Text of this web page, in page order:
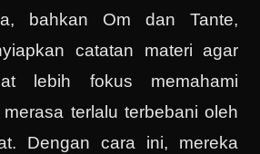
bahkan Om dan Tante,
catatan materi agar
lebih fokus memahami
terlalu terbebani oleh
Dengan cara ini, mereka